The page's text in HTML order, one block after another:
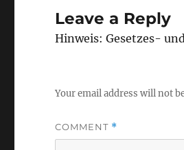
Leave a Reply
Hinweis: Gesetzes-
Your email address will not
COMMENT *